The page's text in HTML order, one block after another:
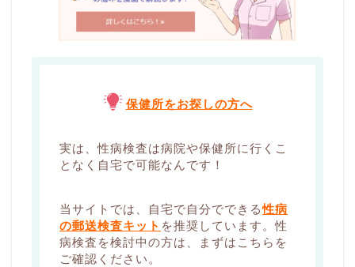
保健所をお探しの方へ
実は、性病検査は病院や保健所に行くこ
となく自宅で可能なんです！
当サイトでは、自宅で自分でできる性病
の郵送検査キット を推奨しています。性
病検査を検討中の方は、まずはこちらを
ご確認ください。